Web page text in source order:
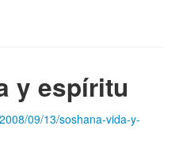
y espíritu
09/13/soshana-vida-y-